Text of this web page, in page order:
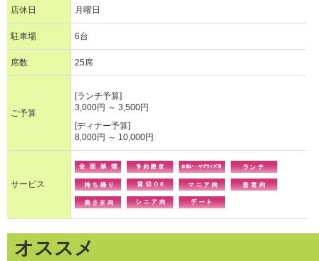
店休日 月曜日
駐車場 6台
席数 25席
ご予算
[ランチ予算]
3,000円 ～ 3,500円
[ディナー予算]
8,000円 ～ 10,000円
サービス
オススメ